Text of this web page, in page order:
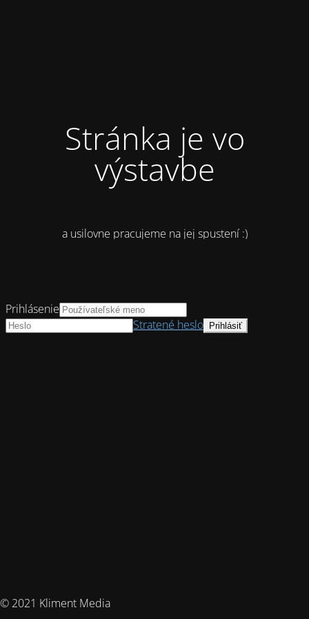
Stránka je vo
výstavbe
a usilovne pracujeme na jej spustení :)
© 2021 Kliment Media
Prihlásenie
Stratené heslo